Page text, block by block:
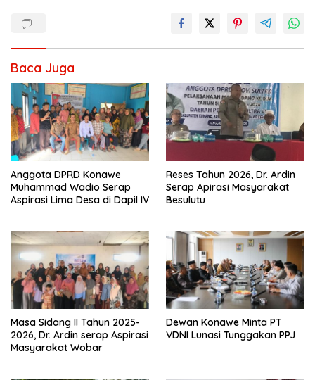
Baca Juga
Anggota DPRD Konawe
Muhammad Wadio Serap
Aspirasi Lima Desa di Dapil IV
Reses Tahun 2026, Dr. Ardin
Serap Apirasi Masyarakat
Besulutu
Masa Sidang II Tahun 2025-
2026, Dr. Ardin serap Aspirasi
Masyarakat Wobar
Dewan Konawe Minta PT
VDNI Lunasi Tunggakan PPJ